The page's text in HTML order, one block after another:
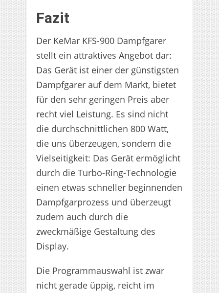
Fazit
Der KeMar KFS-900 Dampfgarer
stellt ein attraktives Angebot dar:
Das Gerät ist einer der günstigsten
Dampfgarer auf dem Markt, bietet
für den sehr geringen Preis aber
recht viel Leistung. Es sind nicht
die durchschnittlichen 800 Watt,
die uns überzeugen, sondern die
Vielseitigkeit: Das Gerät ermöglicht
durch die Turbo-Ring-Technologie
einen etwas schneller beginnenden
Dampfgarprozess und überzeugt
zudem auch durch die
zweckmäßige Gestaltung des
Display.
Die Programmauswahl ist zwar
nicht gerade üppig, reicht im